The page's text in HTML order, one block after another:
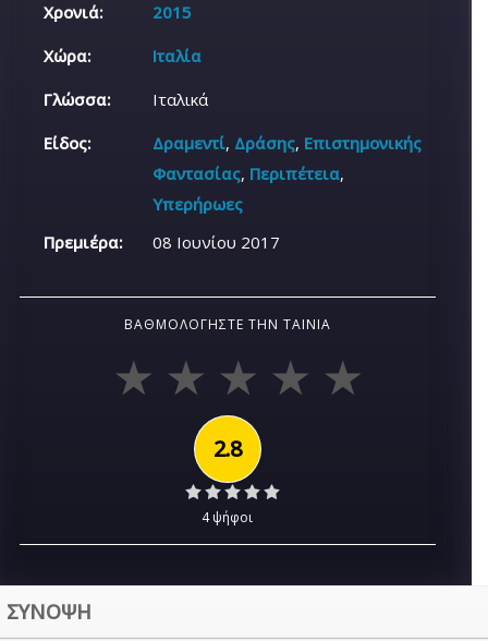
Χρονιά:
2015
Χώρα:
Ιταλία
Γλώσσα:
Ιταλικά
Είδος:
Δραμεντί, Δράσης, Επιστημονικής
Φαντασίας, Περιπέτεια,
Υπερήρωες
Πρεμιέρα:
08 Ιουνίου 2017
ΒΑΘΜΟΛΟΓΉΣΤΕ ΤΗΝ ΤΑΙΝΊΑ
2.8
4 ψήφοι
ΣΥΝΟΨΗ